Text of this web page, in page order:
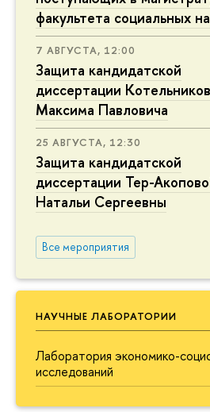
факультета социальных
7 АВГУСТА, 12:00
Защита кандидатской
диссертации
Максима Павловича
25 АВГУСТА, 12:30
Защита кандидатской
диссертации Тер-
Натальи Сергеевны
Все мероприятия
НАУЧНЫЕ ЛАБОРАТОРИИ
Лаборатория экономико-
исследований